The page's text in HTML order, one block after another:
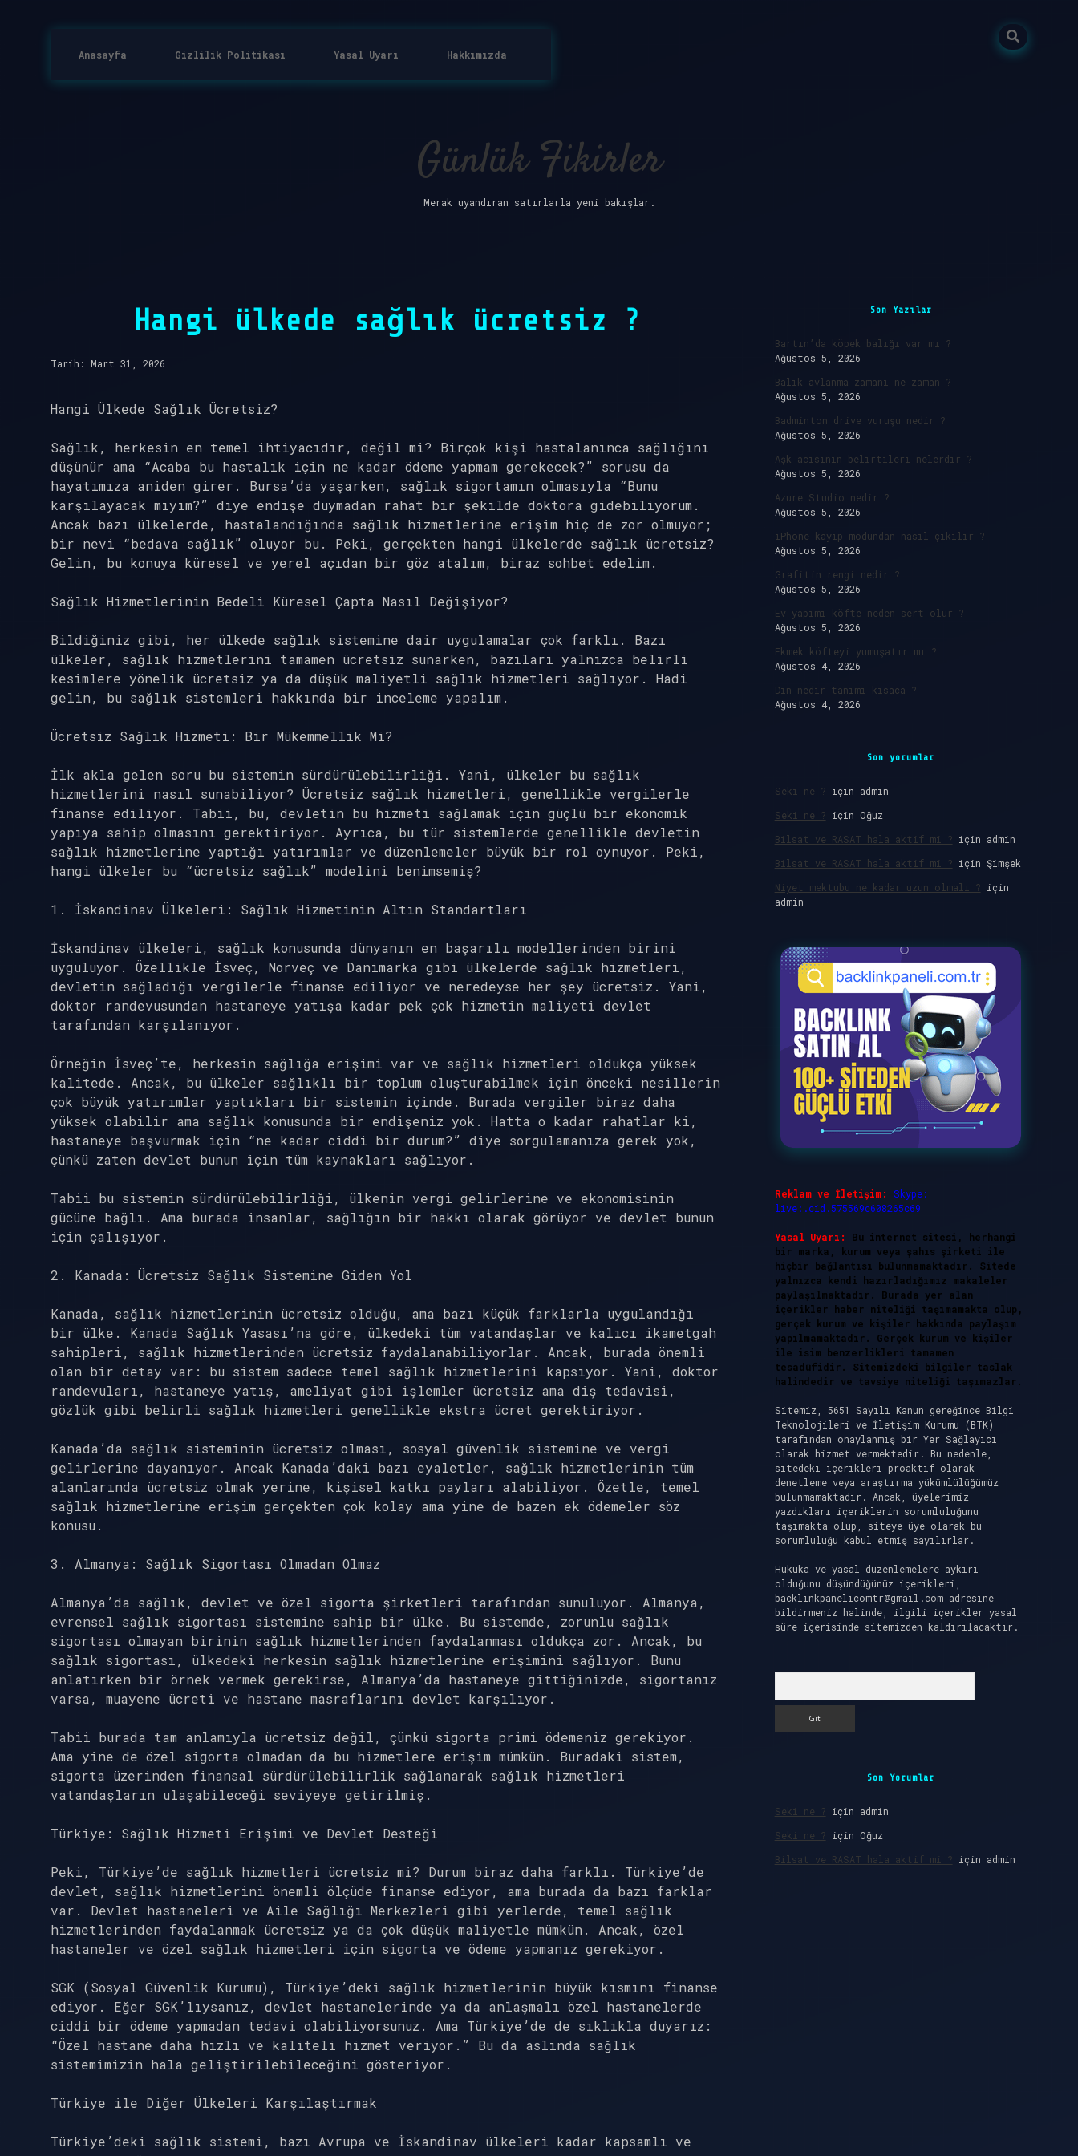
Anasayfa Gizlilik Politikası Yasal Uyarı Hakkımızda
Günlük Fikirler
Merak uyandıran satırlarla yeni bakışlar.
Hangi ülkede sağlık ücretsiz ?
Tarih: Mart 31, 2026
Hangi Ülkede Sağlık Ücretsiz?
Sağlık, herkesin en temel ihtiyacıdır, değil mi? Birçok kişi hastalanınca sağlığını
düşünür ama “Acaba bu hastalık için ne kadar ödeme yapmam gerekecek?” sorusu da
hayatımıza aniden girer. Bursa’da yaşarken, sağlık sigortamın olmasıyla “Bunu
karşılayacak mıyım?” diye endişe duymadan rahat bir şekilde doktora gidebiliyorum.
Ancak bazı ülkelerde, hastalandığında sağlık hizmetlerine erişim hiç de zor olmuyor;
bir nevi “bedava sağlık” oluyor bu. Peki, gerçekten hangi ülkelerde sağlık ücretsiz?
Gelin, bu konuya küresel ve yerel açıdan bir göz atalım, biraz sohbet edelim.
Sağlık Hizmetlerinin Bedeli Küresel Çapta Nasıl Değişiyor?
Bildiğiniz gibi, her ülkede sağlık sistemine dair uygulamalar çok farklı. Bazı
ülkeler, sağlık hizmetlerini tamamen ücretsiz sunarken, bazıları yalnızca belirli
kesimlere yönelik ücretsiz ya da düşük maliyetli sağlık hizmetleri sağlıyor. Hadi
gelin, bu sağlık sistemleri hakkında bir inceleme yapalım.
Ücretsiz Sağlık Hizmeti: Bir Mükemmellik Mi?
İlk akla gelen soru bu sistemin sürdürülebilirliği. Yani, ülkeler bu sağlık
hizmetlerini nasıl sunabiliyor? Ücretsiz sağlık hizmetleri, genellikle vergilerle
finanse ediliyor. Tabii, bu, devletin bu hizmeti sağlamak için güçlü bir ekonomik
yapıya sahip olmasını gerektiriyor. Ayrıca, bu tür sistemlerde genellikle devletin
sağlık hizmetlerine yaptığı yatırımlar ve düzenlemeler büyük bir rol oynuyor. Peki,
hangi ülkeler bu “ücretsiz sağlık” modelini benimsemiş?
1. İskandinav Ülkeleri: Sağlık Hizmetinin Altın Standartları
İskandinav ülkeleri, sağlık konusunda dünyanın en başarılı modellerinden birini
uyguluyor. Özellikle İsveç, Norveç ve Danimarka gibi ülkelerde sağlık hizmetleri,
devletin sağladığı vergilerle finanse ediliyor ve neredeyse her şey ücretsiz. Yani,
doktor randevusundan hastaneye yatışa kadar pek çok hizmetin maliyeti devlet
tarafından karşılanıyor.
Örneğin İsveç’te, herkesin sağlığa erişimi var ve sağlık hizmetleri oldukça yüksek
kalitede. Ancak, bu ülkeler sağlıklı bir toplum oluşturabilmek için önceki nesillerin
çok büyük yatırımlar yaptıkları bir sistemin içinde. Burada vergiler biraz daha
yüksek olabilir ama sağlık konusunda bir endişeniz yok. Hatta o kadar rahatlar ki,
hastaneye başvurmak için “ne kadar ciddi bir durum?” diye sorgulamanıza gerek yok,
çünkü zaten devlet bunun için tüm kaynakları sağlıyor.
Tabii bu sistemin sürdürülebilirliği, ülkenin vergi gelirlerine ve ekonomisinin
gücüne bağlı. Ama burada insanlar, sağlığın bir hakkı olarak görüyor ve devlet bunun
için çalışıyor.
2. Kanada: Ücretsiz Sağlık Sistemine Giden Yol
Kanada, sağlık hizmetlerinin ücretsiz olduğu, ama bazı küçük farklarla uygulandığı
bir ülke. Kanada Sağlık Yasası’na göre, ülkedeki tüm vatandaşlar ve kalıcı ikametgah
sahipleri, sağlık hizmetlerinden ücretsiz faydalanabiliyorlar. Ancak, burada önemli
olan bir detay var: bu sistem sadece temel sağlık hizmetlerini kapsıyor. Yani, doktor
randevuları, hastaneye yatış, ameliyat gibi işlemler ücretsiz ama diş tedavisi,
gözlük gibi belirli sağlık hizmetleri genellikle ekstra ücret gerektiriyor.
Kanada’da sağlık sisteminin ücretsiz olması, sosyal güvenlik sistemine ve vergi
gelirlerine dayanıyor. Ancak Kanada’daki bazı eyaletler, sağlık hizmetlerinin tüm
alanlarında ücretsiz olmak yerine, kişisel katkı payları alabiliyor. Özetle, temel
sağlık hizmetlerine erişim gerçekten çok kolay ama yine de bazen ek ödemeler söz
konusu.
3. Almanya: Sağlık Sigortası Olmadan Olmaz
Almanya’da sağlık, devlet ve özel sigorta şirketleri tarafından sunuluyor. Almanya,
evrensel sağlık sigortası sistemine sahip bir ülke. Bu sistemde, zorunlu sağlık
sigortası olmayan birinin sağlık hizmetlerinden faydalanması oldukça zor. Ancak, bu
sağlık sigortası, ülkedeki herkesin sağlık hizmetlerine erişimini sağlıyor. Bunu
anlatırken bir örnek vermek gerekirse, Almanya’da hastaneye gittiğinizde, sigortanız
varsa, muayene ücreti ve hastane masraflarını devlet karşılıyor.
Tabii burada tam anlamıyla ücretsiz değil, çünkü sigorta primi ödemeniz gerekiyor.
Ama yine de özel sigorta olmadan da bu hizmetlere erişim mümkün. Buradaki sistem,
sigorta üzerinden finansal sürdürülebilirlik sağlanarak sağlık hizmetleri
vatandaşların ulaşabileceği seviyeye getirilmiş.
Türkiye: Sağlık Hizmeti Erişimi ve Devlet Desteği
Peki, Türkiye’de sağlık hizmetleri ücretsiz mi? Durum biraz daha farklı. Türkiye’de
devlet, sağlık hizmetlerini önemli ölçüde finanse ediyor, ama burada da bazı farklar
var. Devlet hastaneleri ve Aile Sağlığı Merkezleri gibi yerlerde, temel sağlık
hizmetlerinden faydalanmak ücretsiz ya da çok düşük maliyetle mümkün. Ancak, özel
hastaneler ve özel sağlık hizmetleri için sigorta ve ödeme yapmanız gerekiyor.
SGK (Sosyal Güvenlik Kurumu), Türkiye’deki sağlık hizmetlerinin büyük kısmını finanse
ediyor. Eğer SGK’lıysanız, devlet hastanelerinde ya da anlaşmalı özel hastanelerde
ciddi bir ödeme yapmadan tedavi olabiliyorsunuz. Ama Türkiye’de de sıklıkla duyarız:
“Özel hastane daha hızlı ve kaliteli hizmet veriyor.” Bu da aslında sağlık
sistemimizin hala geliştirilebileceğini gösteriyor.
Türkiye ile Diğer Ülkeleri Karşılaştırmak
Türkiye’deki sağlık sistemi, bazı Avrupa ve İskandinav ülkeleri kadar kapsamlı ve
SidebarSon Yazılar
Bartın’da köpek balığı var mı ?
Ağustos 5, 2026
Balık avlanma zamanı ne zaman ?
Ağustos 5, 2026
Badminton drive vuruşu nedir ?
Ağustos 5, 2026
Aşk acısının belirtileri nelerdir ?
Ağustos 5, 2026
Azure Studio nedir ?
Ağustos 5, 2026
iPhone kayıp modundan nasıl çıkılır ?
Ağustos 5, 2026
Grafitin rengi nedir ?
Ağustos 5, 2026
Ev yapımı köfte neden sert olur ?
Ağustos 5, 2026
Ekmek köfteyi yumuşatır mı ?
Ağustos 4, 2026
Din nedir tanımı kısaca ?
Ağustos 4, 2026
Son yorumlar
Seki ne ? için admin
Seki ne ? için Oğuz
Bilsat ve RASAT hala aktif mi ? için admin
Bilsat ve RASAT hala aktif mi ? için Şimşek
Niyet mektubu ne kadar uzun olmalı ? için
admin
Reklam ve İletişim:
Skype:
live:.cid.575569c608265c69
Yasal Uyarı:
Bu internet sitesi, herhangi
bir marka, kurum veya şahıs şirketi ile
hiçbir bağlantısı bulunmamaktadır. Sitede
yalnızca kendi hazırladığımız makaleler
paylaşılmaktadır. Burada yer alan
içerikler haber niteliği taşımamakta olup,
gerçek kurum ve kişiler hakkında paylaşım
yapılmamaktadır. Gerçek kurum ve kişiler
ile isim benzerlikleri tamamen
tesadüfidir. Sitemizdeki bilgiler taslak
halindedir ve tavsiye niteliği taşımazlar.
Sitemiz, 5651 Sayılı Kanun gereğince Bilgi
Teknolojileri ve İletişim Kurumu (BTK)
tarafından onaylanmış bir Yer Sağlayıcı
olarak hizmet vermektedir. Bu nedenle,
sitedeki içerikleri proaktif olarak
denetleme veya araştırma yükümlülüğümüz
bulunmamaktadır. Ancak, üyelerimiz
yazdıkları içeriklerin sorumluluğunu
taşımakta olup, siteye üye olarak bu
sorumluluğu kabul etmiş sayılırlar.
Hukuka ve yasal düzenlemelere aykırı
olduğunu düşündüğünüz içerikleri,
backlinkpanelicomtr@gmail.comadresine
bildirmeniz halinde, ilgili içerikler yasal
süre içerisinde sitemizden kaldırılacaktır.
Son Yorumlar
Seki ne ? için admin
Seki ne ? için Oğuz
Bilsat ve RASAT hala aktif mi ? için admin